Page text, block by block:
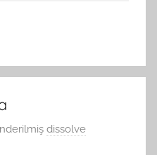
dissolve